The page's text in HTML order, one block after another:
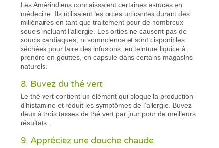
Les Amérindiens connaissaient certaines astuces en
médecine. Ils utilisaient les orties urticantes durant des
millénaires en tant que traitement pour de nombreux
soucis incluant l’allergie. Les orties ne causent pas de
soucis cardiaques, ni somnolence et sont disponibles
séchées pour faire des infusions, en teinture liquide à
prendre en gouttes, en capsule dans certains magasins
naturels.
8. Buvez du thé vert
Le thé vert contient un élément qui bloque la production
d’histamine et réduit les symptômes de l’allergie. Buvez
deux à trois tasses de thé vert par jour pour de meilleurs
résultats.
9. Appréciez une douche chaude.